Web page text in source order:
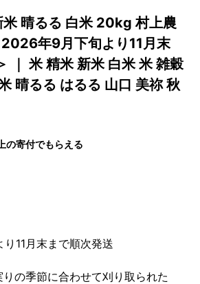
晴るる 白米 20kg 村上農
2026年9月下旬より11月末
｜ 米 精米 新米 白米 米 雑穀
晴るる はるる 山口 美祢 秋
の寄付でもらえる
11月末まで順次発送
の季節に合わせて刈り取られた